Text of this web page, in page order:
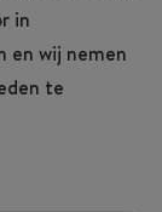
in
en wij nemen
te